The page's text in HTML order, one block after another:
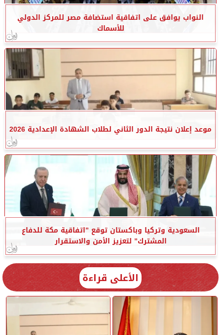
النواب يوافق على اتفاقية استضافة مصر للمركز الدولي
للأسماك
موعد إعلان نتيجة الدور الثاني لطلاب الشهادة الإعدادية 2026
السعودية وتركيا وباكستان توقع ”اتفاقية مكة للدفاع
المشترك” لتعزيز الأمن والاستقرار
الأعلى قراءة